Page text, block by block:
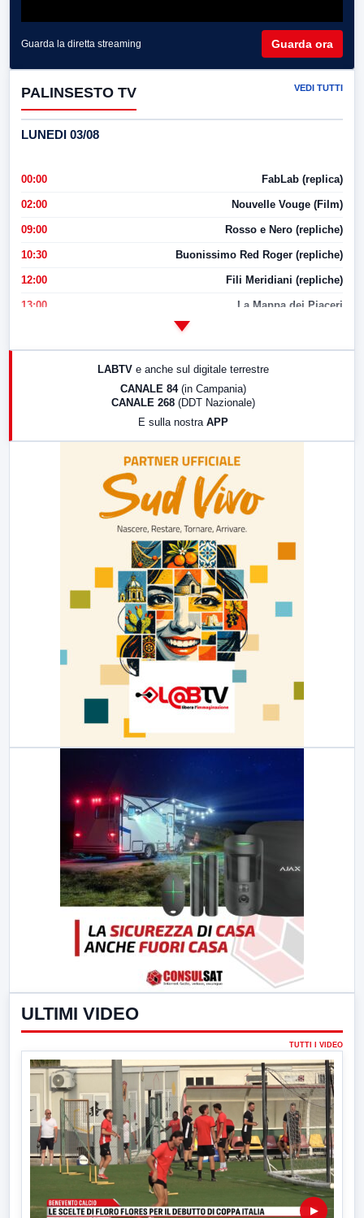
Guarda la diretta streaming Guarda ora
PALINSESTO TV VEDI TUTTI
LUNEDI 03/08
00:00 FabLab (replica)
02:00 Nouvelle Vouge (Film)
09:00 Rosso e Nero (repliche)
10:30 Buonissimo Red Roger (repliche)
12:00 Fili Meridiani (repliche)
13:00 La Mappa dei Piaceri
LABTV e anche sul digitale terrestre
CANALE 84 (in Campania)
CANALE 268 (DDT Nazionale)
E sulla nostra APP
ULTIMI VIDEO
TUTTI I VIDEO
▶